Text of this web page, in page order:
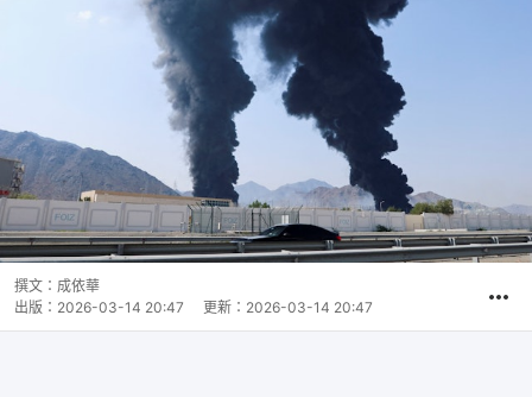
撰文： 成依華
出版： 2026-03-14 20:47 更新： 2026-03-14 20:47